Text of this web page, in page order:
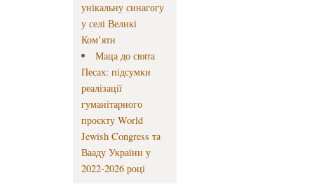
унікальну синагогу
у селі Великі
Ком’яти
Маца до свята
Песах: підсумки
реалізації
гуманітарного
проєкту World
Jewish Congress та
Вааду України у
2022-2026 році